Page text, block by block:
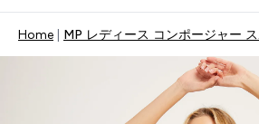
Home MP レディース コンポージャー